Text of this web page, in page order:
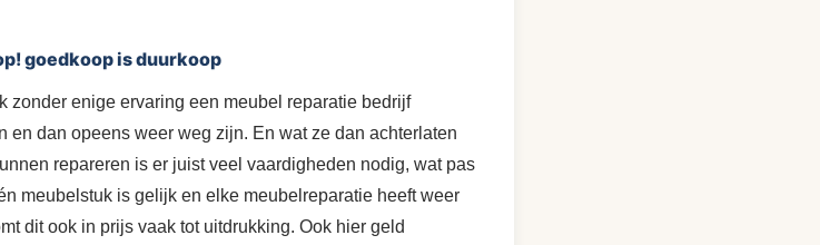
goedkoop is duurkoop
zonder enige ervaring een meubel reparatie bedrijf
dan opeens weer weg zijn. En wat ze dan achterlaten
repareren is er juist veel vaardigheden nodig, wat pas
meubelstuk is gelijk en elke meubelreparatie heeft weer
dit ook in prijs vaak tot uitdrukking. Ook hier geld